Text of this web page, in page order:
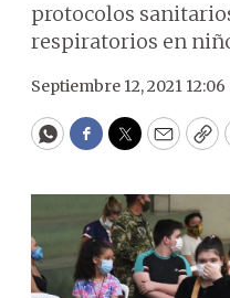
protocolos
respiratorios en
Septiembre 12, 2021 12:06
WhatsApp
Facebook
Twitter
Email